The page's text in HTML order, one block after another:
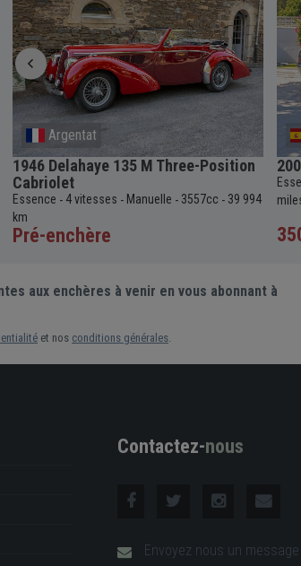
Argentat
1946 Delahaye 135 M Three-Position
Cabriolet
Essence - 4 vitesses - Manuelle - 3557cc - 39 994
km
Pré-enchère
aux enchères à venir en vous abonnant à
et nos conditions générales
Contactez-nous
Envoyez nous un message